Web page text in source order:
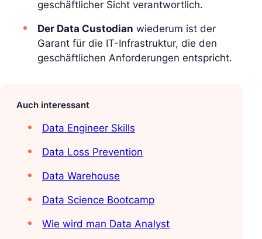
geschäftlicher Sicht verantwortlich.
Der Data Custodian wiederum ist der
Garant für die IT-Infrastruktur, die den
geschäftlichen Anforderungen entspricht.
Auch interessant
Data Engineer Skills
Data Loss Prevention
Data Warehouse
Data Science Bootcamp
Wie wird man Data Analyst